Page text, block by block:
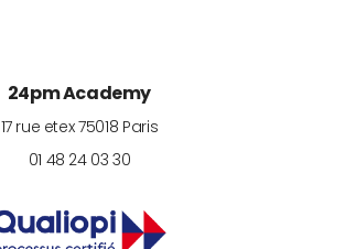
24pm Academy
17 rue etex 75018 Paris
01 48 24 03 30